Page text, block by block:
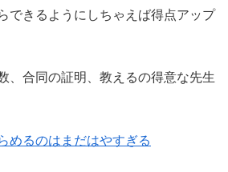
できるようにしちゃえば得点アップ
、合同の証明、教えるの得意な先生
るのはまだはやすぎる